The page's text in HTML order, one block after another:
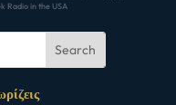
Radio in the USA